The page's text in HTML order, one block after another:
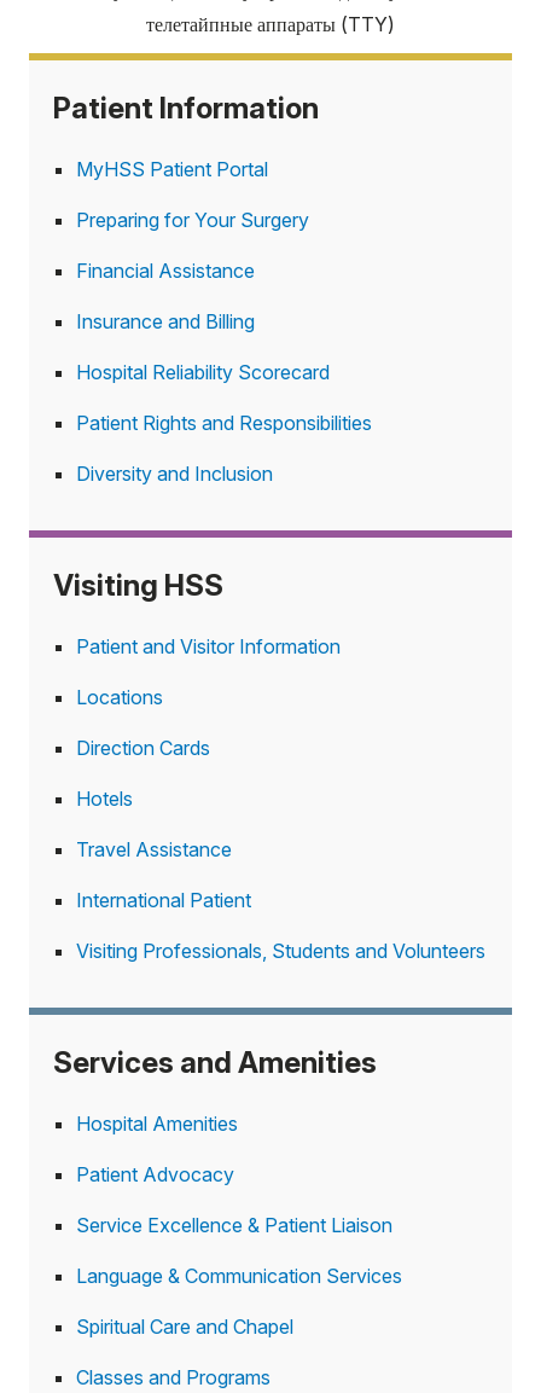
телетайпные аппараты (TTY)
Patient Information
MyHSS Patient Portal
Preparing for Your Surgery
Financial Assistance
Insurance and Billing
Hospital Reliability Scorecard
Patient Rights and Responsibilities
Diversity and Inclusion
Visiting HSS
Patient and Visitor Information
Locations
Direction Cards
Hotels
Travel Assistance
International Patient
Visiting Professionals, Students and Volunteers
Services and Amenities
Hospital Amenities
Patient Advocacy
Service Excellence & Patient Liaison
Language & Communication Services
Spiritual Care and Chapel
Classes and Programs